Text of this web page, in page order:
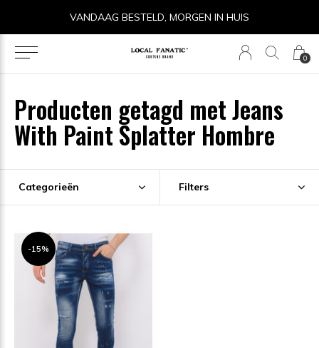
0
VANDAAG BESTELD, MORGEN IN HUIS
Producten getagd met Jeans
With Paint Splatter Hombre
Categorieën Filters
-15%